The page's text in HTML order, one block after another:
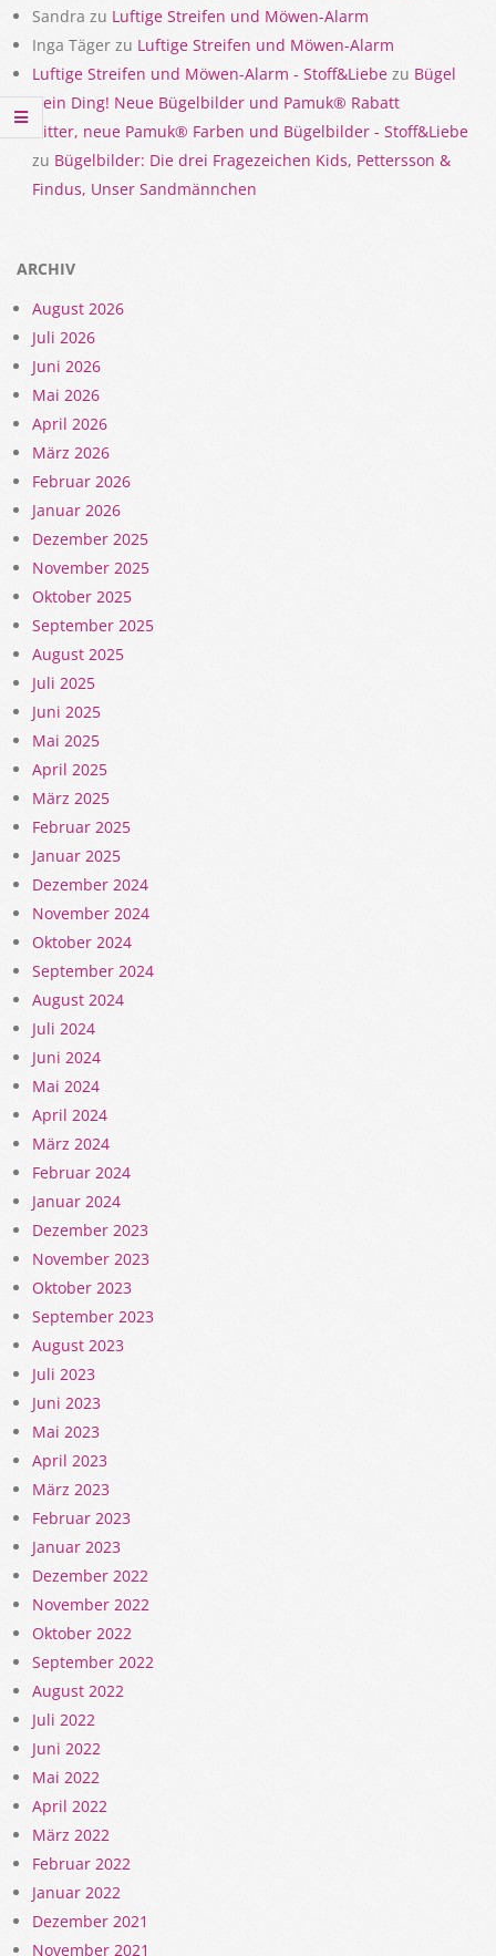
Sandra zu Luftige Streifen und Möwen-Alarm
Inga Täger zu Luftige Streifen und Möwen-Alarm
Luftige Streifen und Möwen-Alarm - Stoff&Liebe zu Bügel
Dein Ding! Neue Bügelbilder und Pamuk® Rabatt
Gitter, neue Pamuk® Farben und Bügelbilder - Stoff&Liebe
zu Bügelbilder: Die drei Fragezeichen Kids, Pettersson &
Findus, Unser Sandmännchen
ARCHIV
August 2026
Juli 2026
Juni 2026
Mai 2026
April 2026
März 2026
Februar 2026
Januar 2026
Dezember 2025
November 2025
Oktober 2025
September 2025
August 2025
Juli 2025
Juni 2025
Mai 2025
April 2025
März 2025
Februar 2025
Januar 2025
Dezember 2024
November 2024
Oktober 2024
September 2024
August 2024
Juli 2024
Juni 2024
Mai 2024
April 2024
März 2024
Februar 2024
Januar 2024
Dezember 2023
November 2023
Oktober 2023
September 2023
August 2023
Juli 2023
Juni 2023
Mai 2023
April 2023
März 2023
Februar 2023
Januar 2023
Dezember 2022
November 2022
Oktober 2022
September 2022
August 2022
Juli 2022
Juni 2022
Mai 2022
April 2022
März 2022
Februar 2022
Januar 2022
Dezember 2021
November 2021